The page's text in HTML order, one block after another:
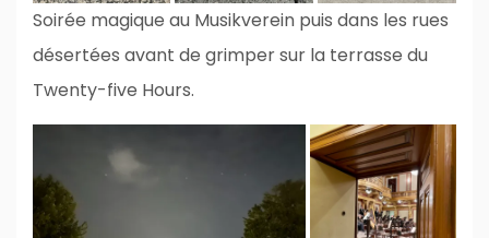
Soirée magique au Musikverein puis dans les rues
désertées avant de grimper sur la terrasse du
Twenty-five Hours.